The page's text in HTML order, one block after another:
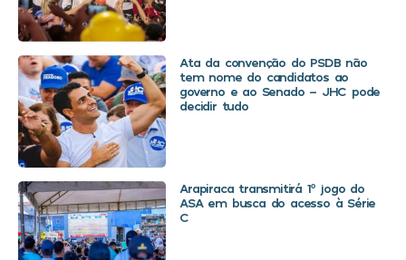
Ata da convenção do PSDB não
tem nome do candidatos ao
governo e ao Senado – JHC pode
decidir tudo
Arapiraca transmitirá 1º jogo do
ASA em busca do acesso à Série
C